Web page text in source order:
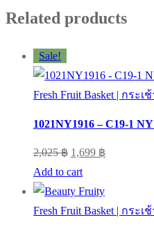
Related products
Sale!
Fresh Fruit Basket | กร
1021NY1916 – C19-1
2,025฿ Original
price
was:
2,025 ฿.
1,699 ฿
1,699 ฿.
Add to cart
Fresh Fruit Basket | กร